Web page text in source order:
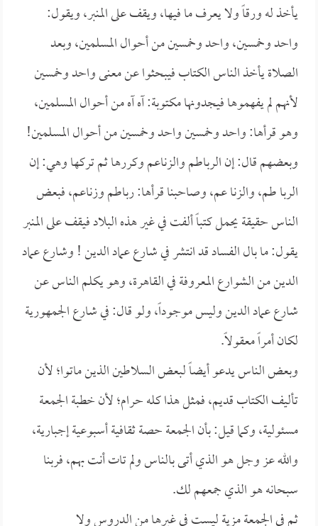
يأخذ له ورقاً ولا يعرف ما فيها، ويقف على المنبر، ويقول:
واحد وخمسين، واحد وخمسين من أحوال المسلمين، وبعد
الصلاة يأخذ الناس الكتاب فيبحثوا عن معنى واحد وخمسين
لأنهم لم يفهموها فيجدونها مكتوبة: آه آه من أحوال المسلمين،
وهو قرأها: واحد وخمسين واحد وخمسين من أحوال المسلمين!
وبعضهم قال: إن الرباطم والزناعم وكررها ثم تركها وهي: إن
الربا طم، والزنا عم، وصاحبنا قرأها: رباطم وزناعم، فبعض
الناس حقيقة يحمل كتباً ألفت في غير هذه البلاد فيقف على المنبر
يقول: ما بال الفساد قد انتشر في شارع عماد الدين ! وشارع عماد
الدين من الشوارع المعروفة في القاهرة، وهو يكلم الناس عن
شارع عماد الدين وليس موجوداً، ولو قال: في شارع الجمهورية
لكان أمراً معقولاً.
وبعض الناس يدعو أيضاً لبعض السلاطين الذين ماتوا؛ لأن
تأليف الكتاب قديم، فمثل هذا كله حرام؛ لأن خطبة الجمعة
مسئولية، وكما قيل: بأن الجمعة حصة ثقافية أسبوعية إجبارية،
والله عز وجل هو الذي أتى بالناس ولم تات أنت بهم، فربنا
سبحانه هو الذي جمعهم لك.